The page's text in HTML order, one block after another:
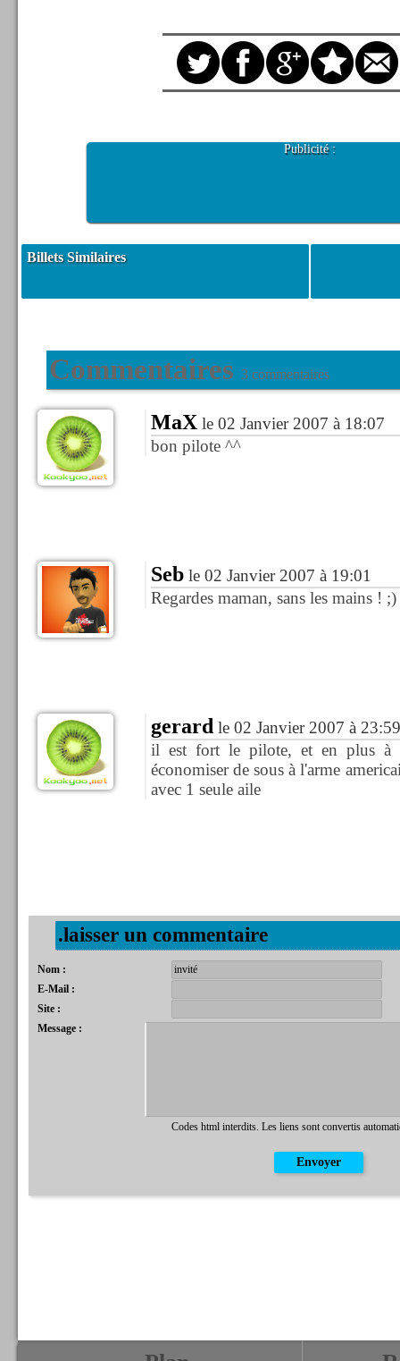
Publicité :
Billets Similaires
Commentaires 3 commentaires
MaX le 02 Janvier 2007 à 18:07
bon pilote ^^
Seble 02 Janvier 2007 à 19:01
Regardes maman, sans les mains ! ;)
gerard le 02 Janvier 2007 à 23:59
il est fort le pilote, et en plus à
économiser de sous à l'arme
avec 1 seule aile
.laisser un commentaire
Nom :
E-Mail :
Site :
Message :
Codes html interdits. Les liens sont convertis